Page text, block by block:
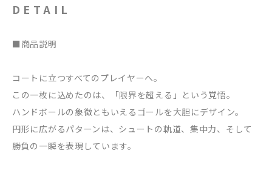
DETAIL
■商品説明
コートに立つすべてのプレイヤーへ。
この一枚に込めたのは、「限界を超える」という覚悟。
ハンドボールの象徴ともいえるゴールを大胆にデザイン。
円形に広がるパターンは、シュートの軌道、集中力、そして
勝負の一瞬を表現しています。